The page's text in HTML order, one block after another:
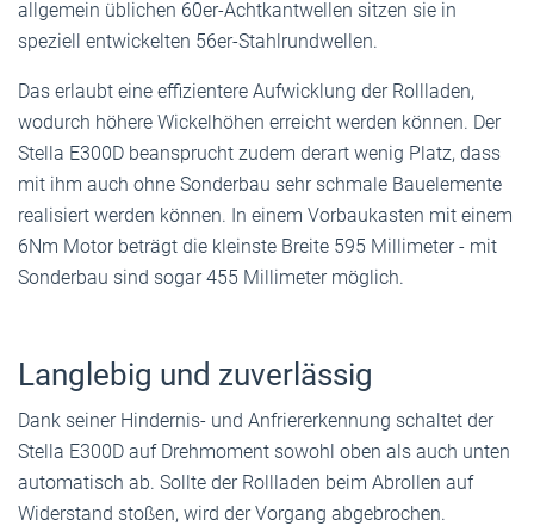
allgemein üblichen 60er-Achtkantwellen sitzen sie in
speziell entwickelten 56er-Stahlrundwellen.
Das erlaubt eine effizientere Aufwicklung der Rollladen,
wodurch höhere Wickelhöhen erreicht werden können. Der
Stella E300D beansprucht zudem derart wenig Platz, dass
mit ihm auch ohne Sonderbau sehr schmale Bauelemente
realisiert werden können. In einem Vorbaukasten mit einem
6Nm Motor beträgt die kleinste Breite 595 Millimeter - mit
Sonderbau sind sogar 455 Millimeter möglich.
Langlebig und zuverlässig
Dank seiner Hindernis- und Anfriererkennung schaltet der
Stella E300D auf Drehmoment sowohl oben als auch unten
automatisch ab. Sollte der Rollladen beim Abrollen auf
Widerstand stoßen, wird der Vorgang abgebrochen.